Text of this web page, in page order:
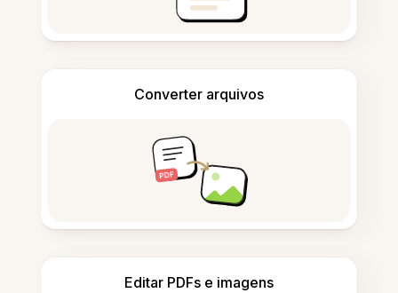
Converter arquivos
Editar PDFs e imagens